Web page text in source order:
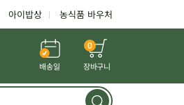
아이밥상 농식품 바우처
배송일
0
장바구니